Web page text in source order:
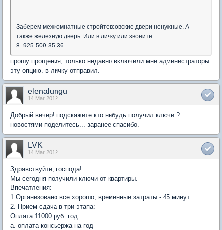
------------
Заберем межкомнатные стройтексовские двери ненужные. А
также железную дверь. Или в личку или звоните
8 -925-509-35-36
прошу прощения, только недавно включили мне администраторы
эту опцию. в личку отправил.
elenalungu
14 Mar 2012
Добрый вечер! подскажите кто нибудь получил ключи ?
новостями поделитесь... заранее спасибо.
LVK
14 Mar 2012
Здравствуйте, господа!
Мы сегодня получили ключи от квартиры.
Впечатления:
1 Организовано все хорошо, временные затраты - 45 минут
2. Прием-сдача в три этапа:
Оплата 11000 руб. год
a. оплата консьержа на год